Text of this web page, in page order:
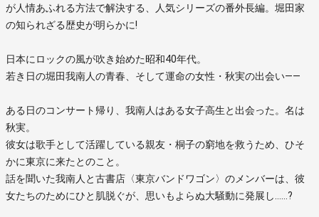
が人情あふれる方法で解決する、人気シリーズの番外長編。堀田家
の知られざる歴史が明らかに!
日本にロックの風が吹き始めた昭和40年代。
若き日の堀田我南人の青春、そして運命の女性・秋実の出会い――
ある日のコンサート帰り、我南人はある女子高生と出会った。名は
秋実。
彼女は歌手として活躍している親友・桐子の窮地を救うため、ひそ
かに東京に来たとのこと。
話を聞いた我南人と古書店〈東京バンドワゴン〉のメンバーは、彼
女たちのためにひと肌脱ぐが、思いもよらぬ大騒動に発展し……?